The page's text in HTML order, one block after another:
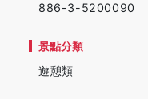
886-3-5200090
景點分類
遊憩類